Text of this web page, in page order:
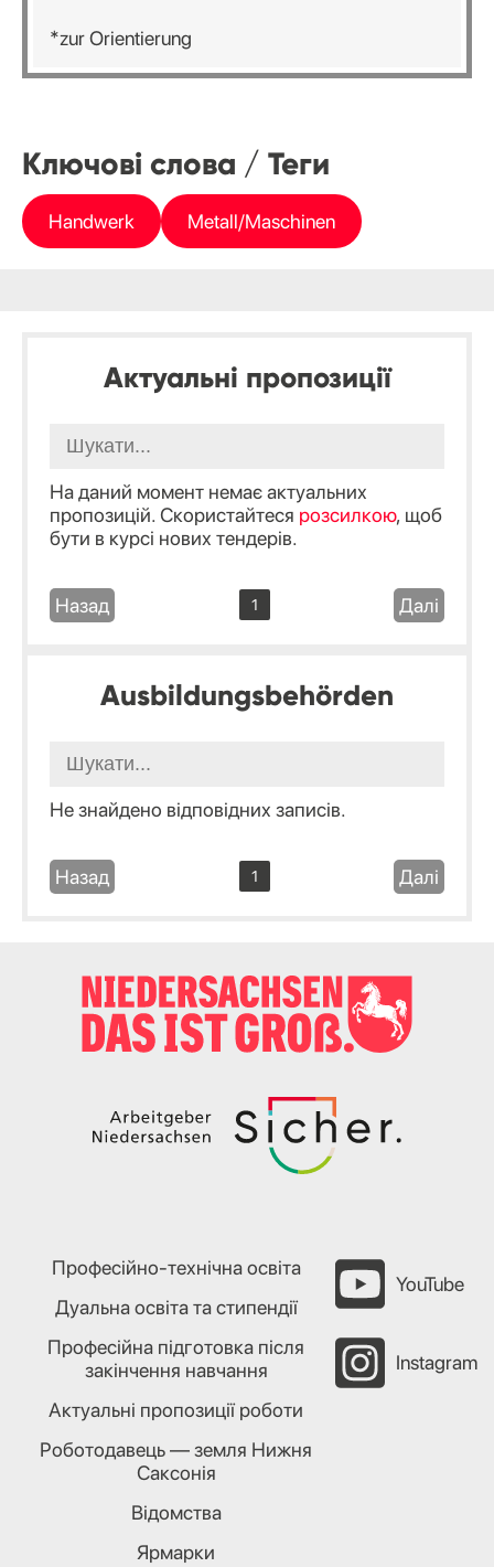
*zur Orientierung
Ключові слова / Теги
Handwerk Metall/Maschinen
Актуальні пропозиції
На даний момент немає актуальних
пропозицій. Скористайтеся розсилкою, щоб
бути в курсі нових тендерів.
Назад 1 Далі
Ausbildungsbehörden
Не знайдено відповідних записів.
Назад 1 Далі
Професійно-технічна освіта
Дуальна освіта та стипендії
Професійна підготовка після
закінчення навчання
Актуальні пропозиції роботи
Роботодавець — земля Нижня
Саксонія
Відомства
Ярмарки
YouTube
Instagram